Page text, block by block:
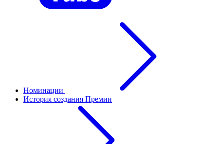
Номинации
История создания Премии